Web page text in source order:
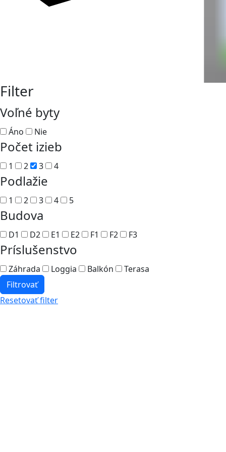
Filter
Voľné byty
Áno Nie
Počet izieb
1 2 3 4
Podlažie
1 2 3 4 5
Budova
D1 D2 E1 E2 F1 F2 F3
Príslušenstvo
Záhrada Loggia Balkón
Terasa
Filtrovať
Resetovať filter